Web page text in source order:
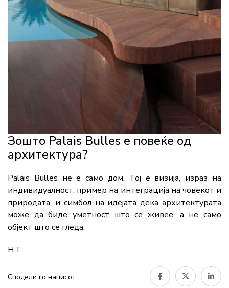
Зошто Palais Bulles е повеќе од
архитектура?
Palais Bulles не е само дом. Тој е визија, израз на
индивидуалност, пример на интеграција на човекот и
природата, и симбол на идејата дека архитектурата
може да биде уметност што се живее, а не само
објект што се гледа.
Н.Т
Сподели го написот: